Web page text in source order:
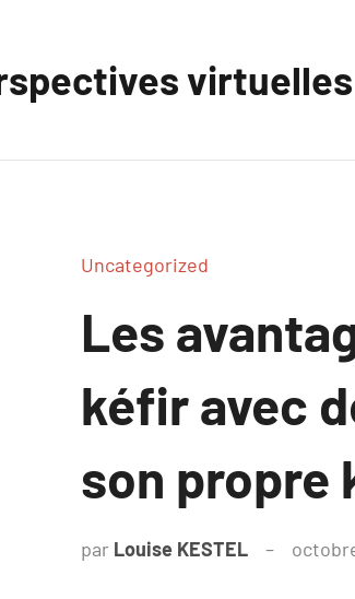
virtuelles
Uncategorized
Les
kéfir avec
son propre
par Louise KESTEL